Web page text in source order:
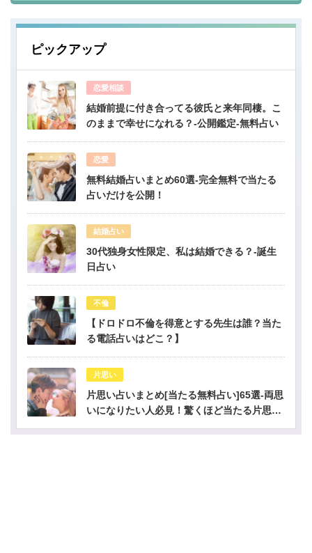
ピックアップ
恋愛相談
結婚前提に付き合ってる彼氏と来年同棲。こ
のままで幸せになれる？-公開鑑定-無料占い
恋愛
無料結婚占いまとめ60選-完全無料で当たる
占いだけを公開！
結婚占い
30代独身女性限定、私は結婚できる？-誕生
日占い
不倫
【ドロドロ不倫を得意とする先生は誰？当た
る電話占いはどこ？】
片思い
片思い占いまとめ[当たる無料占い]65選-両思
いになりたい人必見！驚くほど当たる片思い